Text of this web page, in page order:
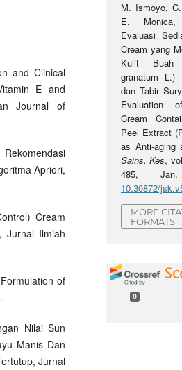
and Clinical
E and
Journal of
Apriori,
Cream
Jurnal Ilmiah
of
Nilai Sun
Manis Dan
Jurnal
M. Ismoyo,
E. Monica,
Evaluasi
Cream yang
Kulit Buah
granatum L.)
dan Tabir
Evaluation
Cream
Peel Extract
as Anti-aging
Sains. Kes,
485,
10.30872/
MORE
FORMATS
0